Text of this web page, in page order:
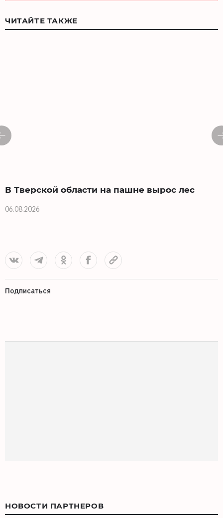
ЧИТАЙТЕ ТАКЖЕ
В Тверской области на пашне вырос лес
06.08.2026
Подписаться
НОВОСТИ ПАРТНЕРОВ